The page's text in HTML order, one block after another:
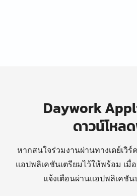
Daywork
ดาวน์โหล
หากสนใจร่วมงานผ่านทางเดย์เวิ
แอปพลิเคชันเตรียมไว้ให้พร้อม เมื่
แจ้งเตือนผ่านแอปพลิเคชั